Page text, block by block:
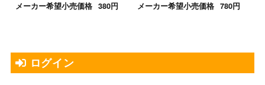
メーカー希望小売価格 380円 メーカー希望小売価格 780円
ログイン